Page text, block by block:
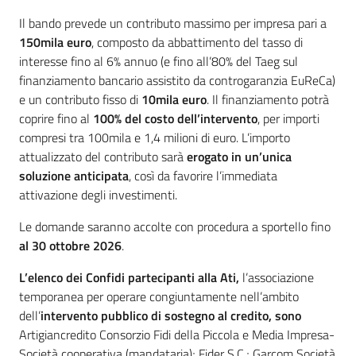
Il bando prevede un contributo massimo per impresa pari a
150mila euro, composto da abbattimento del tasso di
interesse fino al 6% annuo (e fino all’80% del Taeg sul
finanziamento bancario assistito da controgaranzia EuReCa)
e un contributo fisso di 10mila euro. Il finanziamento potrà
coprire fino al 100% del costo dell’intervento, per importi
compresi tra 100mila e 1,4 milioni di euro. L’importo
attualizzato del contributo saràerogato in un’unica
soluzione anticipata, così da favorire l’immediata
attivazione degli investimenti.
Le domande saranno accolte con procedura a sportello fino
al 30 ottobre 2026.
L’elenco dei Confidi partecipanti alla Ati, l’associazione
temporanea per operare congiuntamente nell’ambito
dell’intervento pubblico di sostegno al credito, sono
Artigiancredito Consorzio Fidi della Piccola e Media Impresa-